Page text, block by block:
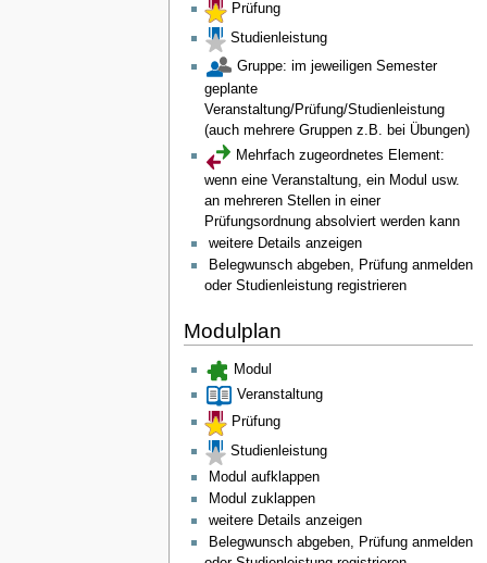
Prüfung
Studienleistung
Gruppe: im jeweiligen Semester
geplante
Veranstaltung/Prüfung/Studienleistung
(auch mehrere Gruppen z.B. bei Übungen)
Mehrfach zugeordnetes Element:
wenn eine Veranstaltung, ein Modul usw.
an mehreren Stellen in einer
Prüfungsordnung absolviert werden kann
weitere Details anzeigen
Belegwunsch abgeben, Prüfung anmelden
oder Studienleistung registrieren
Modulplan
Modul
Veranstaltung
Prüfung
Studienleistung
Modul aufklappen
Modul zuklappen
weitere Details anzeigen
Belegwunsch abgeben, Prüfung anmelden